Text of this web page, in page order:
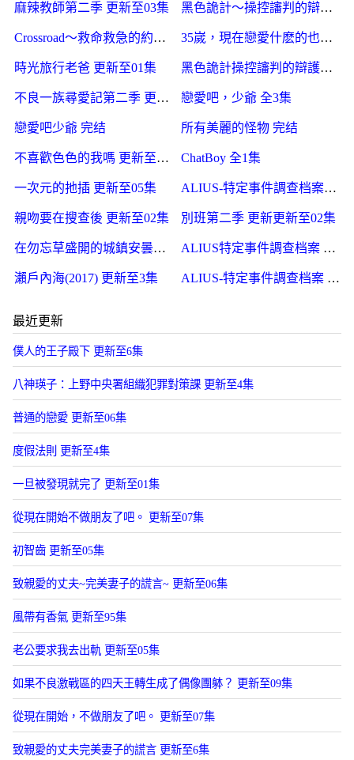
麻辣教師第二季 更新至03集 黑色詭計～操控讅判的辯護人 更新至03集
Crossroad～救命救急的約定 更新至5集 35嵗，現在戀愛什麽的也太不現實了 更新至05集
時光旅行老爸 更新至01集 黑色詭計操控讅判的辯護人 更新至3集
不良一族尋愛記第二季 更新至4集 戀愛吧，少爺 全3集
戀愛吧少爺 完结 所有美麗的怪物 完结
不喜歡色色的我嗎 更新至5集 ChatBoy 全1集
一次元的扡插 更新至05集 ALIUS-特定事件調查档案- 更新至03集
親吻要在搜查後 更新至02集 別班第二季 更新更新至02集
在勿忘草盛開的城鎮安曇野診療記 更新至6集 ALIUS特定事件調查档案 更新至3集
瀨戶內海(2017) 更新至3集 ALIUS-特定事件調查档案 更新至3集
最近更新
僕人的王子殿下 更新至6集
八神瑛子：上野中央署組織犯罪對策課 更新至4集
普通的戀愛 更新至06集
度假法則 更新至4集
一旦被發現就完了 更新至01集
從現在開始不做朋友了吧。 更新至07集
初智齒 更新至05集
致親愛的丈夫~完美妻子的謊言~ 更新至06集
風帶有香氣 更新至95集
老公要求我去出軌 更新至05集
如果不良激戰區的四天王轉生成了偶像團躰？ 更新至09集
從現在開始，不做朋友了吧。 更新至07集
致親愛的丈夫完美妻子的謊言 更新至6集